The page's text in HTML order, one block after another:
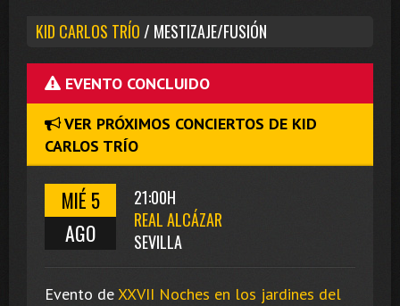
KID CARLOS TRÍO / MESTIZAJE/FUSIÓN
EVENTO CONCLUIDO
VER PRÓXIMOS CONCIERTOS DE KID
CARLOS TRÍO
MIÉ 5
AGO
21:00H
REAL ALCÁZAR
SEVILLA
Evento deXXVII Noches en los jardines del